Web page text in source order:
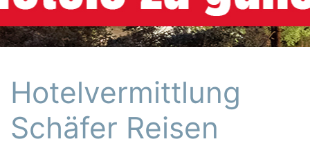
Hotelvermittlung
Schäfer Reisen